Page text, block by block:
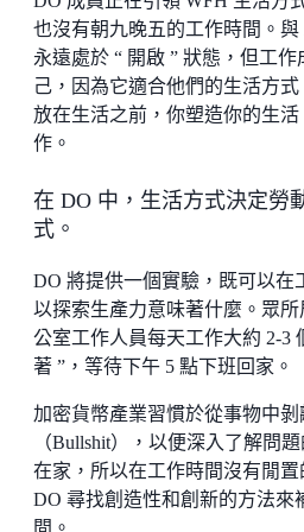
也沒有朝九晚五的工作時間。
永遠處於 “ 開啟 ” 狀態，但工
己，因為它適合他們的生活方
放在生活之前，你塑造你的生
作。
在 DO 中，生活方式決定勞
式。
DO 將提供一個實驗，既可以
以探索生產力意味著什麼。眾
公室工作人員每天工作大約 2-3
著 ”，等待下午 5 點下班回家。
加密貨幣產業習慣於從事物中
（Bullshit），以便深入了解問
在家，所以在工作時間沒有閒
DO 尋找創造性和創新的方法來
間。